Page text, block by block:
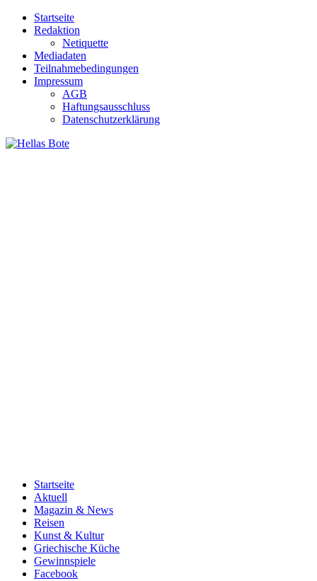
Zum
Inhalt
Startseite
Redaktion
Netiquette
Mediadaten
Teilnahmebedingungen
Impressum
AGB
Haftungsausschluss
Datenschutzerklärung
Startseite
Aktuell
Magazin & News
Reisen
Kunst & Kultur
Griechische Küche
Gewinnspiele
Facebook